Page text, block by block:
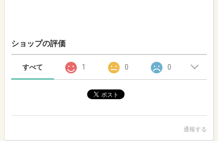
ショップの評価
すべて 1 0 0
通報する